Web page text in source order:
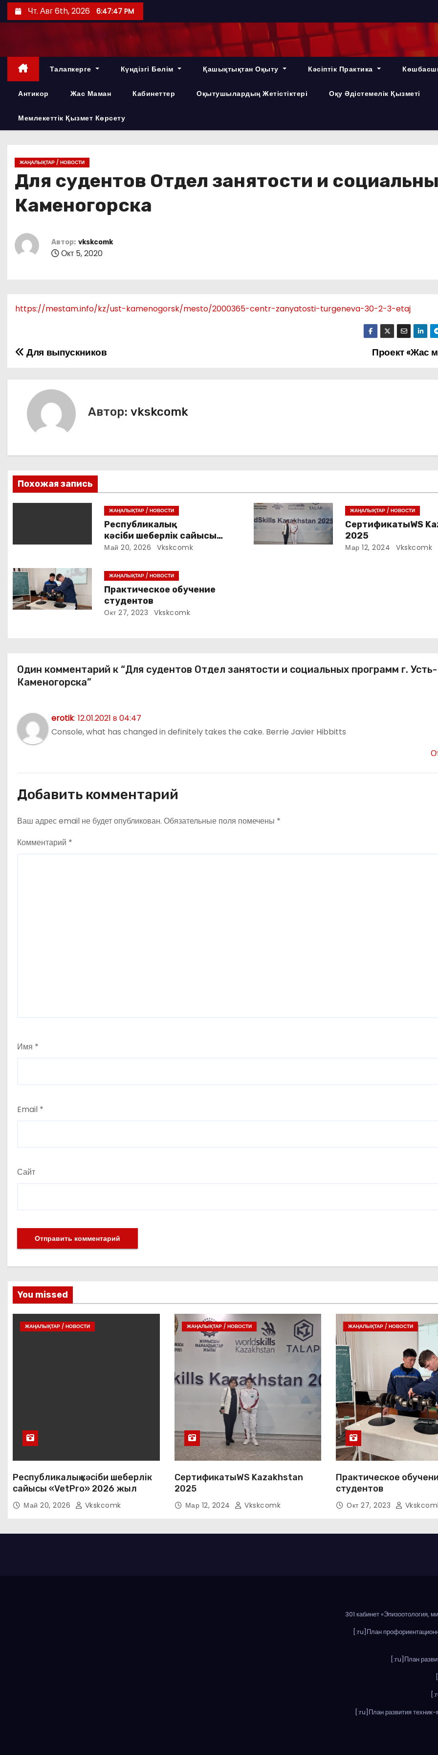
е
о
Чт. Авг 6th, 2026 6:47:48 PM
Талапкерге Күндізгі Бөлім Қашықтықтан Оқыту Кәсіптік Практика
Антикор Жас Маман Кабинеттер Оқытушылардың Жетістіктері Оқу Әдістемелік Қызметі
Мемлекеттік Қызмет Көрсету
ЖАҢАЛЫҚТАР / НОВОСТИ
Для судентов Отдел занятости и
Каменогорска
Автор: vkskcomk
Окт 5, 2020
https://mestam.info/kz/ust-kamenogorsk/mesto/2000365-centr-zanyatosti-turgeneva-30-2-3-etaj
Н
а
а
ц
и
п
з
а
с
я
Проект «Жас
Для выпускников
Автор: vkskcomk
Похожая запись
ЖАҢАЛЫҚТАР / НОВОСТИ
Республикалық
кәсіби шеберлік сайысы
«VetPro» 2026 жыл
Май 20, 2026 Vkskcomk
ЖАҢАЛЫҚТАР / НОВОСТИ
СертификатыWS
2025
Мар 12, 2024 Vkskcomk
ЖАҢАЛЫҚТАР / НОВОСТИ
Практическое обучение
студентов
Окт 27, 2023 Vkskcomk
Один комментарий к “Для судентов Отдел занятости и социальных программ г. Усть-
Каменогорска”
erotik: 12.01.2021 в 04:47
Console, what has changed in definitely takes the cake. Berrie Javier Hibbitts
Добавить комментарий
Ваш адрес email не будет опубликован. Обязательные поля помечены *
Комментарий *
Имя *
Email *
Сайт
You missed
ЖАҢАЛЫҚТАР / НОВОСТИ
Республикалық кәсіби шеберлік
сайысы «VetPro» 2026 жыл
Май 20, 2026 Vkskcomk
ЖАҢАЛЫҚТАР / НОВОСТИ
СертификатыWS Kazakhstan
2025
Мар 12, 2024 Vkskcomk
ЖАҢАЛЫҚТАР / НОВОСТИ
Практическое
студентов
Окт 27, 2023
301 кабинет «Эпизоотология,
[:ru]План
[:ru]План
[:ru]План развития